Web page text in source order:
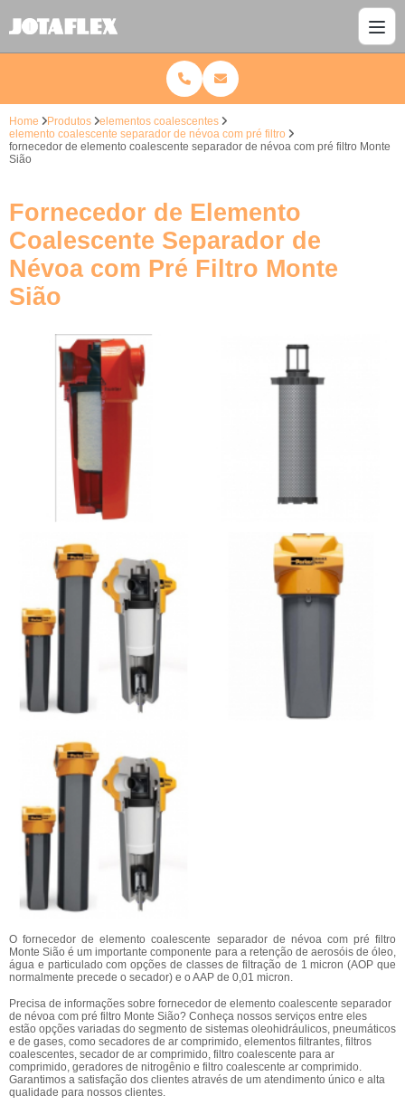
Home Produtos
elementos coalescentes
elemento coalescente separador de névoa com pré filtro
fornecedor de elemento coalescente separador de névoa com pré filtro Monte
Sião
Fornecedor de Elemento
Coalescente Separador de
Névoa com Pré Filtro Monte
Sião
O fornecedor de elemento coalescente separador de névoa com pré filtro
Monte Sião é um importante componente para a retenção de aerosóis de óleo,
água e particulado com opções de classes de filtração de 1 micron (AOP que
normalmente precede o secador) e o AAP de 0,01 micron.
Precisa de informações sobre fornecedor de elemento coalescente separador
de névoa com pré filtro Monte Sião? Conheça nossos serviços entre eles
estão opções variadas do segmento de sistemas oleohidráulicos, pneumáticos
e de gases, como secadores de ar comprimido, elementos filtrantes, filtros
coalescentes, secador de ar comprimido, filtro coalescente para ar
comprimido, geradores de nitrogênio e filtro coalescente ar comprimido.
Garantimos a satisfação dos clientes através de um atendimento único e alta
qualidade para nossos clientes.